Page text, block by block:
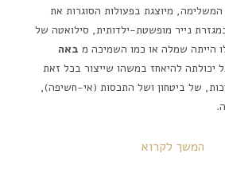
מיוצגת בפעולות הסוגרות את
נייר מופשטת-ילדותית, סילואטה של
הייתה שמלה או כמו השמיכה מ באה
יכולתה להיאחז במשהו שייצור בכל זאת
של ביטחון ושל התכסות (אי-חשיפה),
המשך לקרוא